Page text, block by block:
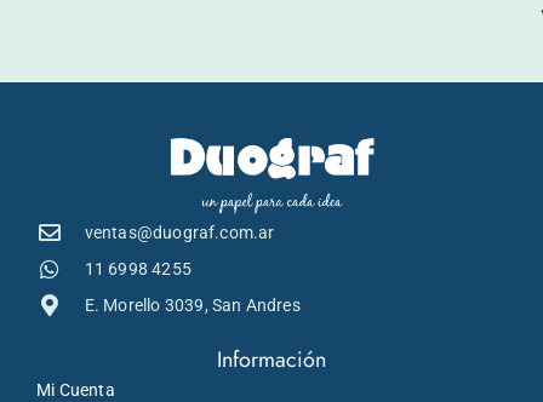
ventas@duograf.com.ar
11 6998 4255
E. Morello 3039, San Andres
Información
Mi Cuenta